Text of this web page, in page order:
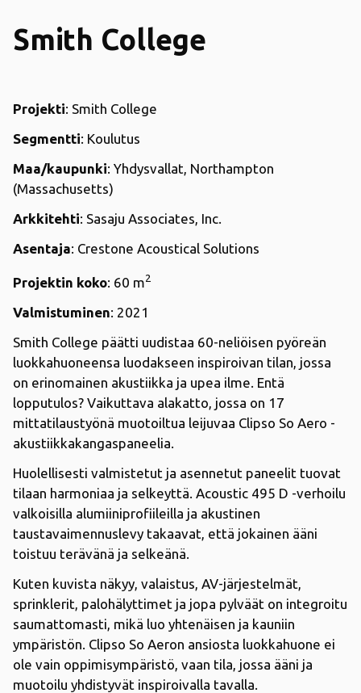
Smith College
Projekti: Smith College
Segmentti: Koulutus
Maa/kaupunki: Yhdysvallat, Northampton
(Massachusetts)
Arkkitehti: Sasaju Associates, Inc.
Asentaja: Crestone Acoustical Solutions
Projektin koko: 60 m2
Valmistuminen: 2021
Smith College päätti uudistaa 60-neliöisen pyöreän
luokkahuoneensa luodakseen inspiroivan tilan, jossa
on erinomainen akustiikka ja upea ilme. Entä
lopputulos? Vaikuttava alakatto, jossa on 17
mittatilaustyönä muotoiltua leijuvaa Clipso So Aero -
akustiikkakangaspaneelia.
Huolellisesti valmistetut ja asennetut paneelit tuovat
tilaan harmoniaa ja selkeyttä. Acoustic 495 D -verhoilu
valkoisilla alumiiniprofiileilla ja akustinen
taustavaimennuslevy takaavat, että jokainen ääni
toistuu terävänä ja selkeänä.
Kuten kuvista näkyy, valaistus, AV-järjestelmät,
sprinklerit, palohälyttimet ja jopa pylväät on integroitu
saumattomasti, mikä luo yhtenäisen ja kauniin
ympäristön. Clipso So Aeron ansiosta luokkahuone ei
ole vain oppimisympäristö, vaan tila, jossa ääni ja
muotoilu yhdistyvät inspiroivalla tavalla.